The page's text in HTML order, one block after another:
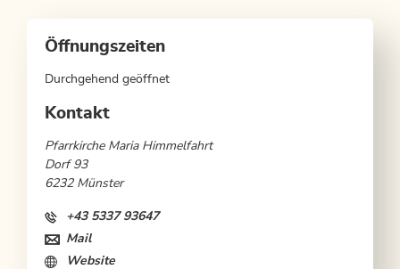
Öffnungszeiten
Durchgehend geöffnet
Kontakt
Pfarrkirche Maria Himmelfahrt
Dorf 93
6232 Münster
+43 5337 93647
Mail
Website